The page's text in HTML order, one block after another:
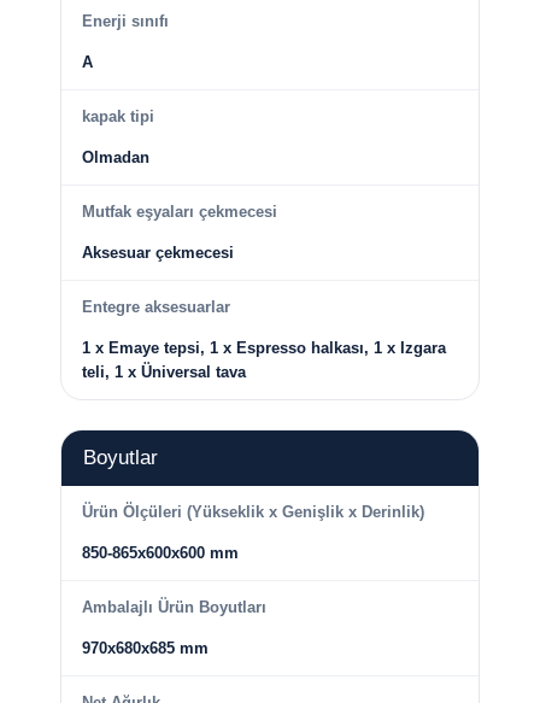
Enerji sınıfı
A
kapak tipi
Olmadan
Mutfak eşyaları çekmecesi
Aksesuar çekmecesi
Entegre aksesuarlar
1 x Emaye tepsi, 1 x Espresso halkası, 1 x Izgara
teli, 1 x Üniversal tava
Boyutlar
Ürün Ölçüleri (Yükseklik x Genişlik x Derinlik)
850-865x600x600 mm
Ambalajlı Ürün Boyutları
970x680x685 mm